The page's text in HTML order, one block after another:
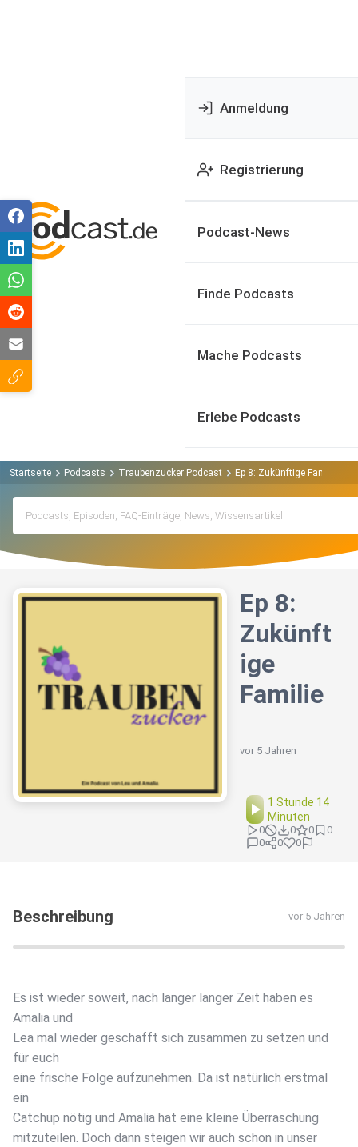
Anmeldung
Registrierung
Podcast-News
Finde Podcasts
Mache Podcasts
Erlebe Podcasts
Startseite Podcasts Traubenzucker Podcast Ep 8: Zukünftige Familie
Ep 8:
Zukünft
ige
Familie
vor 5 Jahren
1 Stunde 14
Minuten
0 0 0
0
0
0 0
Beschreibung vor 5 Jahren
Es ist wieder soweit, nach langer langer Zeit haben es
Amalia und
Lea mal wieder geschafft sich zusammen zu setzen und
für euch
eine frische Folge aufzunehmen. Da ist natürlich erstmal
ein
Catchup nötig und Amalia hat eine kleine Überraschung
mitzuteilen. Doch dann steigen wir auch schon in unser